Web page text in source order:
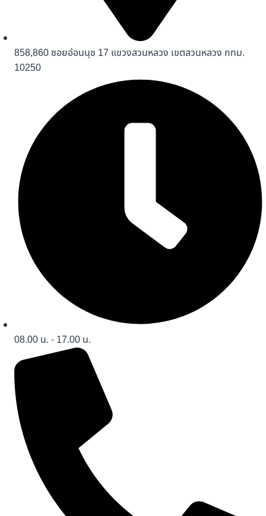
858,860 ซอยอ่อนนุช 17 แขวงสวนหลวง เขตสวนหลวง กทม.
10250
08.00 น. - 17.00 น.